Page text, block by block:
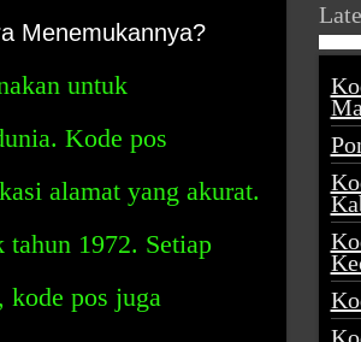
Menemukannya?
untuk
Kode pos
alamat yang akurat.
1972. Setiap
pos juga